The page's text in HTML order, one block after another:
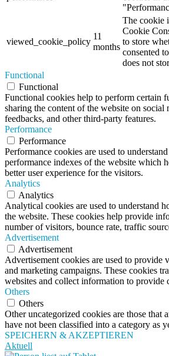
viewed_cookie_policy
11
months
The cookie
Cookie
to store
consented
does not
Functional
Functional
Functional cookies help to perform certain
sharing the content of the website on social
feedbacks, and other third-party features.
Performance
Performance
Performance cookies are used to
performance indexes of the website which
better user experience for the visitors.
Analytics
Analytics
Analytical cookies are used to understand
the website. These cookies help provide
number of visitors, bounce rate, traffic
Advertisement
Advertisement
Advertisement cookies are used to provide
and marketing campaigns. These cookies
websites and collect information to provide
Others
Others
Other uncategorized cookies are those that
have not been classified into a category as
SPEICHERN & AKZEPTIEREN
Aktuell